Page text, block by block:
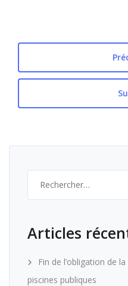
Articles
Fin de l’obligation de
piscines publiques